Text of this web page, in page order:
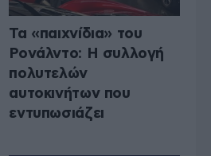
Τα «παιχνίδια» του
Ρονάλντο: Η συλλογή
πολυτελών
αυτοκινήτων που
εντυπωσιάζει